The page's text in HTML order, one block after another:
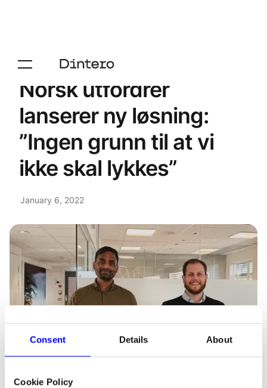
Consent Details About
Cookie Policy
Norsk utfordrer
lanserer ny løsning:
”Ingen grunn til at vi
ikke skal lykkes”
January 6, 2022